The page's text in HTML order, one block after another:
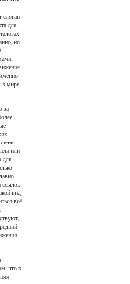
слоган
для
но
в мире
за
или
для
ссылок
вид
всё
что в